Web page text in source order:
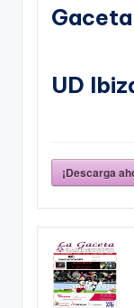
UD
¡Descarga